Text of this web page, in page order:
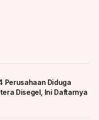
Perusahaan Diduga
Disegel, Ini Daftarnya